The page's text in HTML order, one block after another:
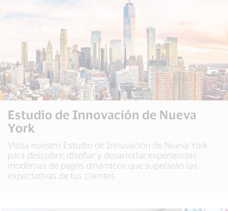
Estudio de Innovación de Nueva
York
Visita nuestro Estudio de Innovación de Nueva York
para descubrir, diseñar y desarrollar experiencias
modernas de pagos dinámicos que superarán las
expectativas de tus clientes.